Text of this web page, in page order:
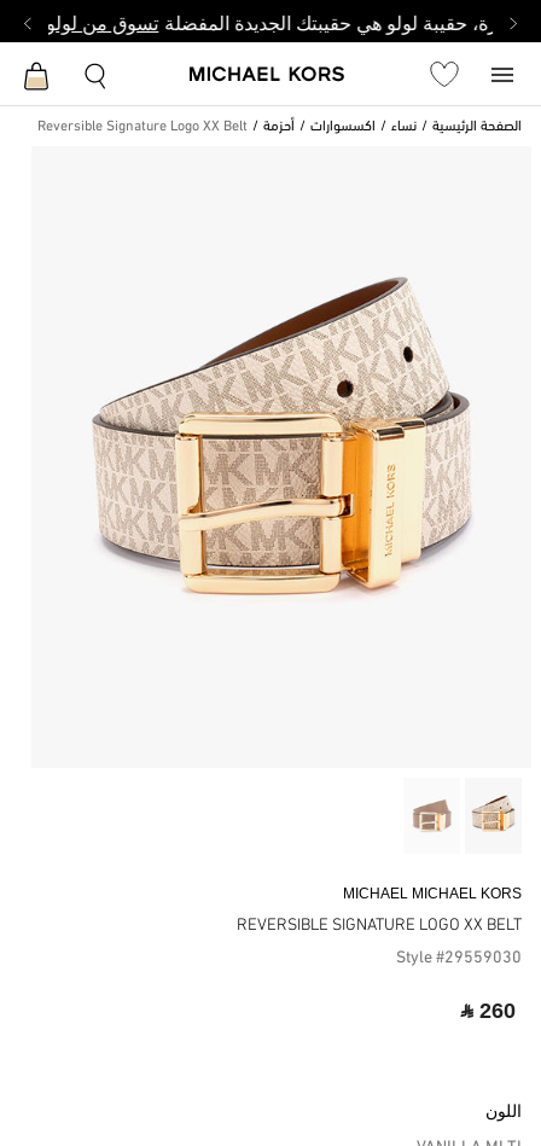
وصغيرة، حقيبة لولو هي حقيبتك الجديدة المفضلة تسوق من لولو
الصفحة الرئيسية نساء اكسسوارات أحزمة Reversible Signature Logo XX Belt
MICHAEL MICHAEL KORS
REVERSIBLE SIGNATURE LOGO XX BELT
Style #29559030
‎ ⃁ 260 ‎
اللون